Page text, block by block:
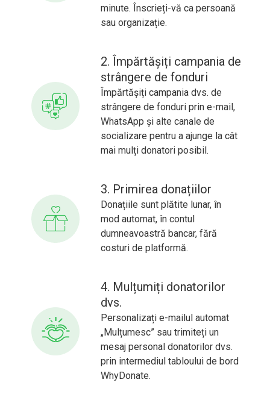
minute. Înscrieți-vă ca persoană
sau organizație.
2. Împărtășiți campania de
strângere de fonduri
Împărtășiți campania dvs. de
strângere de fonduri prin e-mail,
WhatsApp și alte canale de
socializare pentru a ajunge la cât
mai mulți donatori posibil.
3. Primirea donațiilor
Donațiile sunt plătite lunar, în
mod automat, în contul
dumneavoastră bancar, fără
costuri de platformă.
4. Mulțumiți donatorilor
dvs.
Personalizați e-mailul automat
„Mulțumesc” sau trimiteți un
mesaj personal donatorilor dvs.
prin intermediul tabloului de bord
WhyDonate.